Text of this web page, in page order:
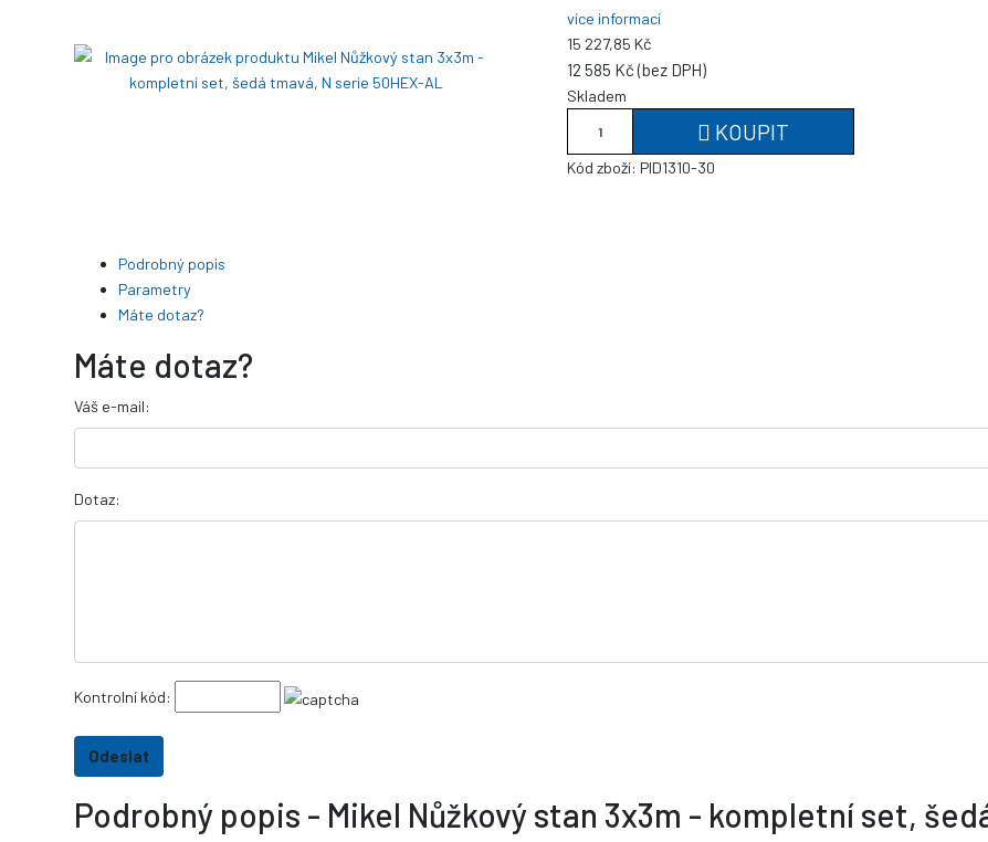
více informací
15 227,85 Kč
12 585 Kč (bez DPH)
Skladem
KOUPIT
Kód zboží: PID1310-30
Podrobný popis
Parametry
Máte dotaz?
Máte dotaz?
Váš e-mail:
Dotaz:
Kontrolní kód:
Podrobný popis - Mikel Nůžkový stan 3x3m - kompletní set,